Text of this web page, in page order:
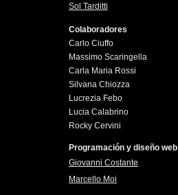
Sol Tarditti
Colaboradores
Carlo Ciuffo
Massimo Scaringella
Carla Maria Rossi
Silvana Chiozza
Lucrezia Febo
Lucia Calabrino
Rocky Cervini
Programación y diseño web
Giovanni Costante
Marcello Moi